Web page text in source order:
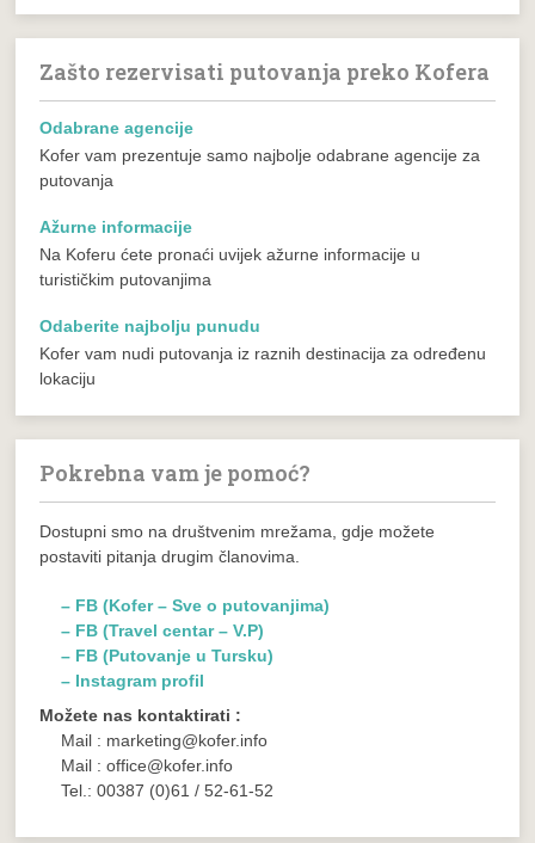
Zašto rezervisati putovanja preko Kofera
Odabrane agencije
Kofer vam prezentuje samo najbolje odabrane agencije za
putovanja
Ažurne informacije
Na Koferu ćete pronaći uvijek ažurne informacije u
turističkim putovanjima
Odaberite najbolju punudu
Kofer vam nudi putovanja iz raznih destinacija za određenu
lokaciju
Pokrebna vam je pomoć?
Dostupni smo na društvenim mrežama, gdje možete
postaviti pitanja drugim članovima.
– FB (Kofer – Sve o putovanjima)
– FB (Travel centar – V.P)
– FB (Putovanje u Tursku)
– Instagram profil
Možete nas kontaktirati :
Mail : marketing@kofer.info
Mail : office@kofer.info
Tel.: 00387 (0)61 / 52-61-52